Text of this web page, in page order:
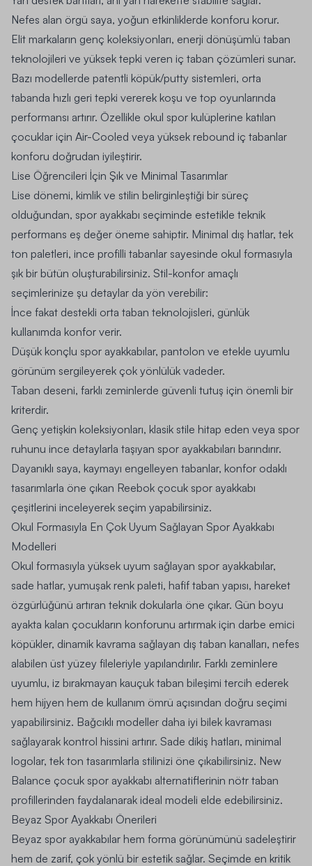
Nefes alan örgü saya, yoğun etkinliklerde konforu korur.
Elit markaların genç koleksiyonları, enerji dönüşümlü taban
teknolojileri ve yüksek tepki veren iç taban çözümleri sunar.
Bazı modellerde patentli köpük/putty sistemleri, orta
tabanda hızlı geri tepki vererek koşu ve top oyunlarında
performansı artırır. Özellikle okul spor kulüplerine katılan
çocuklar için Air-Cooled veya yüksek rebound iç tabanlar
konforu doğrudan iyileştirir.
Lise Öğrencileri İçin Şık ve Minimal Tasarımlar
Lise dönemi, kimlik ve stilin belirginleştiği bir süreç
olduğundan, spor ayakkabı seçiminde estetikle teknik
performans eş değer öneme sahiptir. Minimal dış hatlar, tek
ton paletleri, ince profilli tabanlar sayesinde okul formasıyla
şık bir bütün oluşturabilirsiniz. Stil-konfor amaçlı
seçimlerinize şu detaylar da yön verebilir:
İnce fakat destekli orta taban teknolojisleri, günlük
kullanımda konfor verir.
Düşük konçlu spor ayakkabılar, pantolon ve etekle uyumlu
görünüm sergileyerek çok yönlülük vadeder.
Taban deseni, farklı zeminlerde güvenli tutuş için önemli bir
kriterdir.
Genç yetişkin koleksiyonları, klasik stile hitap eden veya spor
ruhunu ince detaylarla taşıyan spor ayakkabıları barındırır.
Dayanıklı saya, kaymayı engelleyen tabanlar, konfor odaklı
tasarımlarla öne çıkan Reebok çocuk spor ayakkabı
çeşitlerini inceleyerek seçim yapabilirsiniz.
Okul Formasıyla En Çok Uyum Sağlayan Spor Ayakkabı
Modelleri
Okul formasıyla yüksek uyum sağlayan spor ayakkabılar,
sade hatlar, yumuşak renk paleti, hafif taban yapısı, hareket
özgürlüğünü artıran teknik dokularla öne çıkar. Gün boyu
ayakta kalan çocukların konforunu artırmak için darbe emici
köpükler, dinamik kavrama sağlayan dış taban kanalları, nefes
alabilen üst yüzey fileleriyle yapılandırılır. Farklı zeminlere
uyumlu, iz bırakmayan kauçuk taban bileşimi tercih ederek
hem hijyen hem de kullanım ömrü açısından doğru seçimi
yapabilirsiniz. Bağcıklı modeller daha iyi bilek kavraması
sağlayarak kontrol hissini artırır. Sade dikiş hatları, minimal
logolar, tek ton tasarımlarla stilinizi öne çıkabilirsiniz. New
Balance çocuk spor ayakkabı alternatiflerinin nötr taban
profillerinden faydalanarak ideal modeli elde edebilirsiniz.
Beyaz Spor Ayakkabı Önerileri
Beyaz spor ayakkabılar hem forma görünümünü sadeleştirir
hem de zarif, çok yönlü bir estetik sağlar. Seçimde en kritik